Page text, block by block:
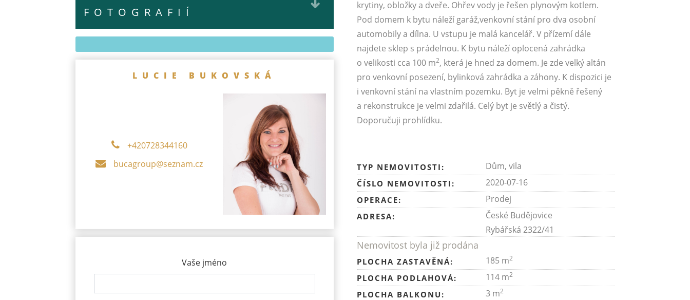
FOTOGRAFIÍ
+420728344160
bucagroup@seznam.cz
LUCIE BUKOVSKÁ
Vaše jméno
krytiny, obložky a dveře. Ohřev vody je řešen plynovým kotlem.
Pod domem k bytu náleží garáž,venkovní stání pro dva osobní
automobily a dílna. U vstupu je malá kancelář. V přízemí dále
najdete sklep s prádelnou. K bytu náleží oplocená zahrádka
o velikosti cca 100 m2, která je hned za domem. Je zde velký altán
pro venkovní posezení, bylinková zahrádka a záhony. K dispozici je
i venkovní stání na vlastním pozemku. Byt je velmi pěkně řešený
a rekonstrukce je velmi zdařilá. Celý byt je světlý a čistý.
Doporučuji prohlídku.
TYP NEMOVITOSTI: Dům, vila
ČÍSLO NEMOVITOSTI: 2020-07-16
OPERACE: Prodej
ADRESA:
České Budějovice
Rybářská 2322/41
Nemovitost byla již prodána
PLOCHA ZASTAVĚNÁ: 185 m2
PLOCHA PODLAHOVÁ: 114 m2
PLOCHA BALKONU: 3 m2